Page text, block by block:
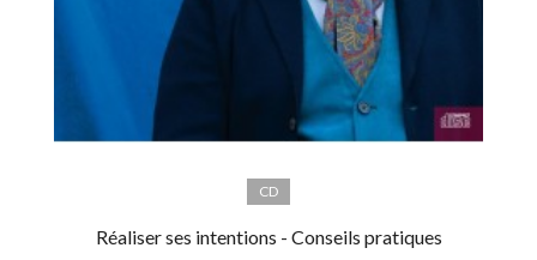
CD
Réaliser ses intentions - Conseils pratiques